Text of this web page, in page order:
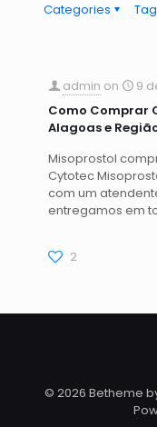
Categories
admin on
9
Como Comprar
Alagoas e
Misoprostol
Cytotec
com um
entregamos em
2
© 2026 Betheme